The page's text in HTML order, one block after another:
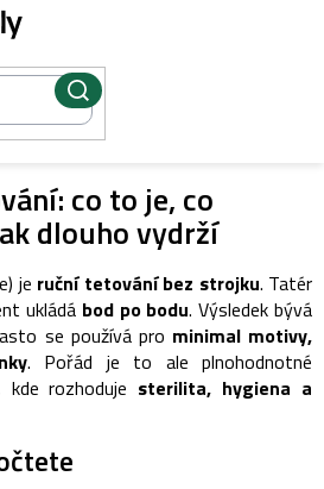
co to je, co
dlouho vydrží
je ruční tetování bez strojku. Tatér
ukládá bod po bodu. Výsledek bývá
se používá pro minimal motivy,
. Pořád je to ale plnohodnotné
rozhoduje sterilita, hygiena a